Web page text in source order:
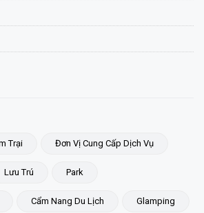
Trại Đơn Vị Cung Cấp Dịch Vụ
Lưu Trú Park
Cẩm Nang Du Lịch Glamping